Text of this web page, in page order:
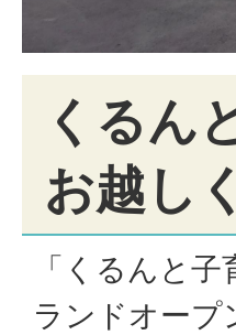
くるん
お越し
「くるんと
ランドオープ